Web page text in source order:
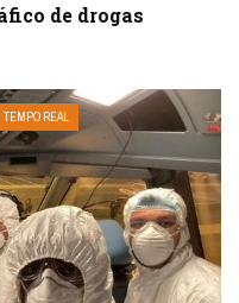
de drogas
TEMPO REAL